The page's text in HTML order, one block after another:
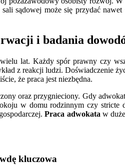
sądowej może się przydać
i badania
lat. Każdy spór prawny czy
z reakcji ludzi. Doświadczenie
że praca jest niezbędna.
oraz przygnieciony. Gdy
w domu rodzinnym czy
Praca adwokata w
kluczowa